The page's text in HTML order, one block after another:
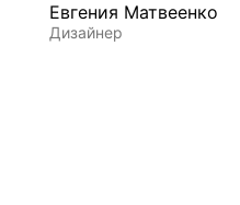
Евгения Матвеенко
Дизайнер